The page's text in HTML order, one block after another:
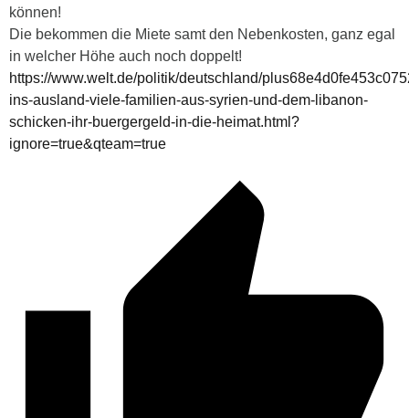
können!
Die bekommen die Miete samt den Nebenkosten, ganz egal
in welcher Höhe auch noch doppelt!
https://www.welt.de/politik/deutschland/
ins-ausland-viele-familien-aus-syrien-und-dem-libanon-
schicken-ihr-buergergeld-in-die-heimat.html?
ignore=true&qteam=true